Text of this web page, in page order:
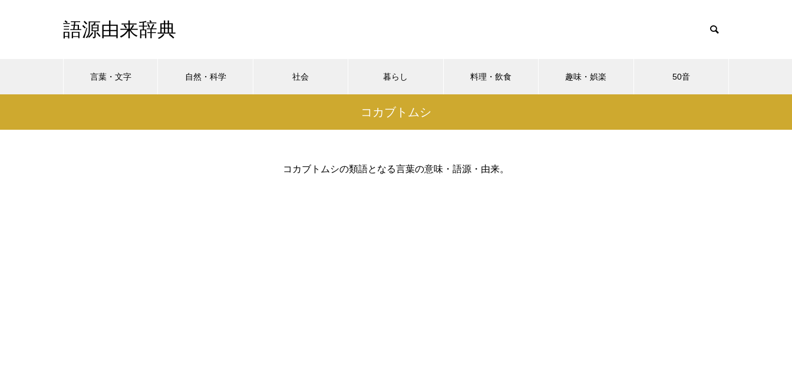
語源由来辞典
言葉・文字 自然・科学 社会 暮らし 料理・飲食 趣味・娯楽 50音
コカブトムシ
コカブトムシの類語となる言葉の意味・語源・由来。